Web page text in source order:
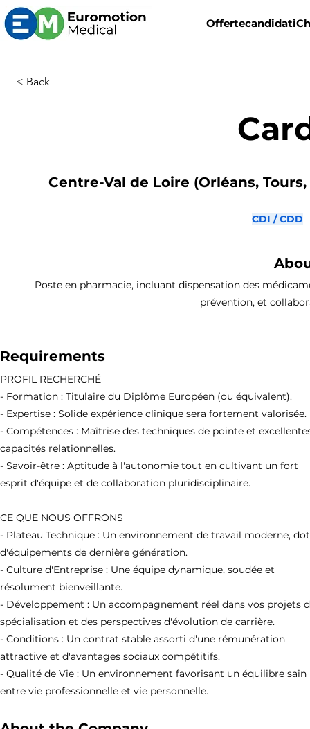
Offertecandidati
< Back
Centre-Val de Loire (Orléans,
CDI / CDD
Poste en pharmacie, incluant dispensation des
prévention, et
Requirements
PROFIL RECHERCHÉ
- Formation : Titulaire du Diplôme Européen (ou équivalent).
- Expertise : Solide expérience clinique sera fortement valorisée.
- Compétences : Maîtrise des techniques de pointe et
capacités relationnelles.
- Savoir-être : Aptitude à l'autonomie tout en cultivant un fort
esprit d'équipe et de collaboration pluridisciplinaire.
CE QUE NOUS OFFRONS
- Plateau Technique : Un environnement de travail moderne,
d'équipements de dernière génération.
- Culture d'Entreprise : Une équipe dynamique, soudée et
résolument bienveillante.
- Développement : Un accompagnement réel dans vos projets
spécialisation et des perspectives d'évolution de carrière.
- Conditions : Un contrat stable assorti d'une rémunération
attractive et d'avantages sociaux compétitifs.
- Qualité de Vie : Un environnement favorisant un équilibre sain
entre vie professionnelle et vie personnelle.